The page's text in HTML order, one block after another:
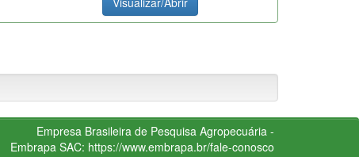
Empresa Brasileira de Pesquisa Agropecuária -
Embrapa SAC: https://www.embrapa.br/fale-conosco